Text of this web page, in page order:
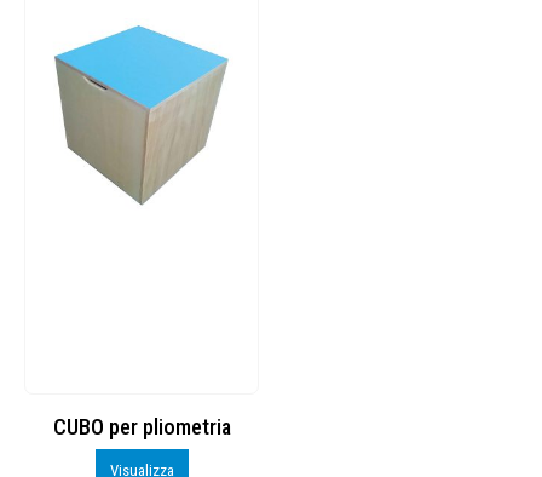
CUBO per pliometria
Visualizza